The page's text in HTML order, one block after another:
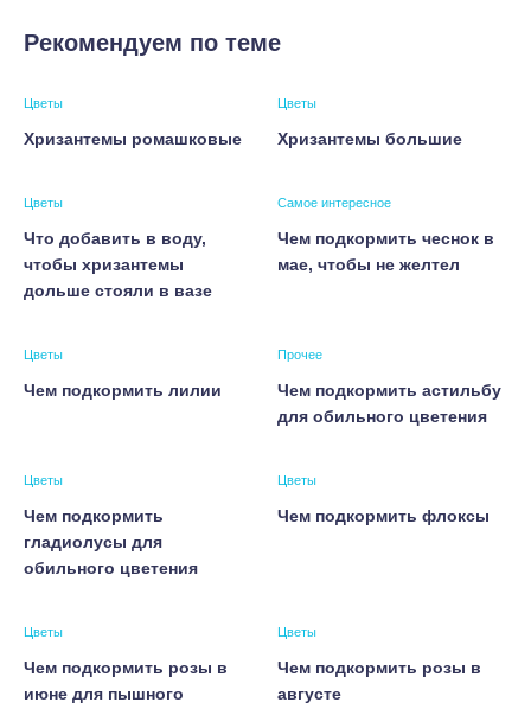
Рекомендуем по теме
Цветы
Хризантемы ромашковые
Цветы
Хризантемы большие
Цветы
Что добавить в воду,
чтобы хризантемы
дольше стояли в вазе
Самое интересное
Чем подкормить чеснок в
мае, чтобы не желтел
Цветы
Чем подкормить лилии
Прочее
Чем подкормить астильбу
для обильного цветения
Цветы
Чем подкормить
гладиолусы для
обильного цветения
Цветы
Чем подкормить флоксы
Цветы
Чем подкормить розы в
июне для пышного
Цветы
Чем подкормить розы в
августе